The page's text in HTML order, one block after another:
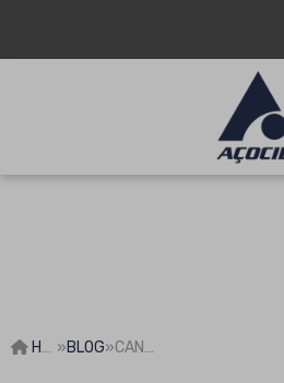
HOME »BLOG» CANTONEIRA DE FERRO É ESSENCIAL PARA ESTRUTURAS DURÁVEIS E SEGURAS